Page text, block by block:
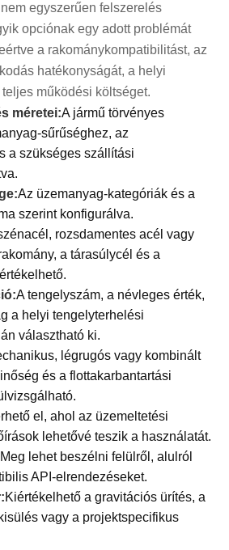
egyszerűen felszerelés
opciónak egy adott problémát
a rakománykompatibilitást, az
hatékonyságát, a helyi
működési költséget.
méretei:A jármű törvényes
sűrűséghez, az
a szükséges szállítási
Az üzemanyag-kategóriák és a
szerint konfigurálva.
rozsdamentes acél vagy
a tárasúlycél és a
A tengelyszám, a névleges érték,
a helyi tengelyterhelési
választható ki.
légrugós vagy kombinált
és a flottakarbantartási
el, ahol az üzemeltetési
lehetővé teszik a használatát.
Meg lehet beszélni felülről, alulról
API-elrendezéseket.
Kiértékelhető a gravitációs ürítés, a
vagy a projektspecifikus